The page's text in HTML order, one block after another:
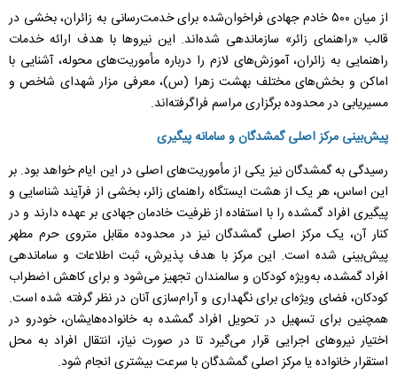
از میان ۵۰۰ خادم جهادی فراخوان‌شده برای خدمت‌رسانی به زائران، بخشی در
قالب «راهنمای زائر» سازماندهی شده‌اند. این نیرو‌ها با هدف ارائه خدمات
راهنمایی به زائران، آموزش‌های لازم را درباره مأموریت‌های محوله، آشنایی با
اماکن و بخش‌های مختلف بهشت زهرا (س)، معرفی مزار شهدای شاخص و
مسیریابی در محدوده برگزاری مراسم فراگرفته‌اند.
پیش‌بینی مرکز اصلی گمشدگان و سامانه پیگیری
رسیدگی به گمشدگان نیز یکی از مأموریت‌های اصلی در این ایام خواهد بود. بر
این اساس، هر یک از هشت ایستگاه راهنمای زائر، بخشی از فرآیند شناسایی و
پیگیری افراد گمشده را با استفاده از ظرفیت خادمان جهادی بر عهده دارند و در
کنار آن، یک مرکز اصلی گمشدگان نیز در محدوده مقابل متروی حرم مطهر
پیش‌بینی شده است. این مرکز با هدف پذیرش، ثبت اطلاعات و ساماندهی
افراد گمشده، به‌ویژه کودکان و سالمندان تجهیز می‌شود و برای کاهش اضطراب
کودکان، فضای ویژه‌ای برای نگهداری و آرام‌سازی آنان در نظر گرفته شده است.
همچنین برای تسهیل در تحویل افراد گمشده به خانواده‌هایشان، خودرو در
اختیار نیرو‌های اجرایی قرار می‌گیرد تا در صورت نیاز، انتقال افراد به محل
استقرار خانواده یا مرکز اصلی گمشدگان با سرعت بیشتری انجام شود.